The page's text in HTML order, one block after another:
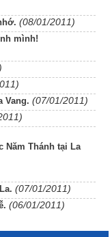
(08/01/2011)
mình!
Vang. (07/01/2011)
Năm Thánh tại La
(07/01/2011)
(06/01/2011)